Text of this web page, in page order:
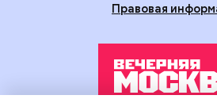
Правовая